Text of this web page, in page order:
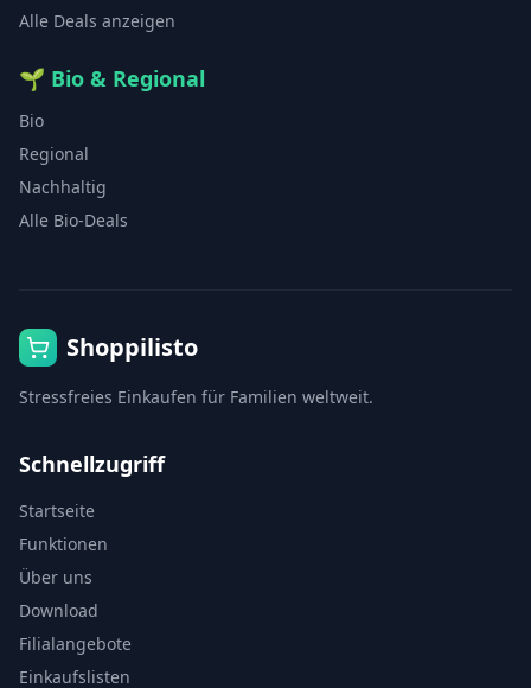
Alle Deals anzeigen
🌱 Bio & Regional
Bio
Regional
Nachhaltig
Alle Bio-Deals
Shoppilisto
Stressfreies Einkaufen für Familien weltweit.
Schnellzugriff
Startseite
Funktionen
Über uns
Download
Filialangebote
Einkaufslisten